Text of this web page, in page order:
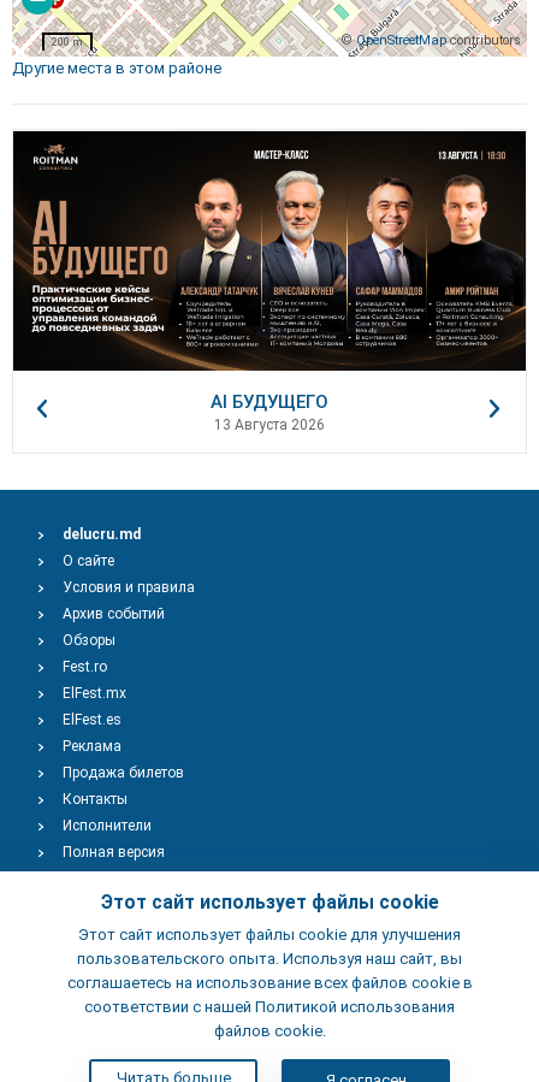
©OpenStreetMapcontributors
200 m
Другие места в этом районе
AI БУДУЩЕГО
13 Августа 2026
Этот сайт использует файлы cookie
Этот сайт использует файлы cookie для улучшения
пользовательского опыта. Используя наш сайт, вы
соглашаетесь на использование всех файлов cookie в
соответствии с нашей Политикой использования
файлов cookie.
Читать больше
delucru.md
О сайте
Условия и правила
Архив событий
Обзоры
Fest.ro
ElFest.mx
ElFest.es
Реклама
Продажа билетов
Контакты
Исполнители
Полная версия
Добавить Событие
Добавить Заведение